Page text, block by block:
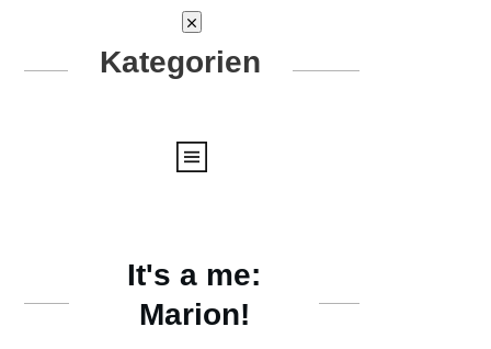
Kategorien
It's a me:
Marion!